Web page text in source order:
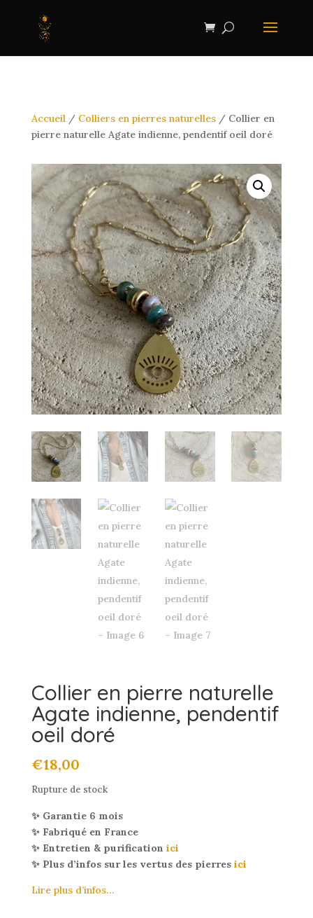
Accueil/ Colliers en pierres naturelles/ Collier en
pierre naturelle Agate indienne, pendentif oeil doré
Collier en pierre naturelle
Agate indienne, pendentif
oeil doré
€18,00
Rupture de stock
✨ Garantie 6 mois
✨ Fabriqué en France
✨ Entretien & purification ici
✨ Plus d’infos sur les vertus des pierresici
Lire plus d’infos…